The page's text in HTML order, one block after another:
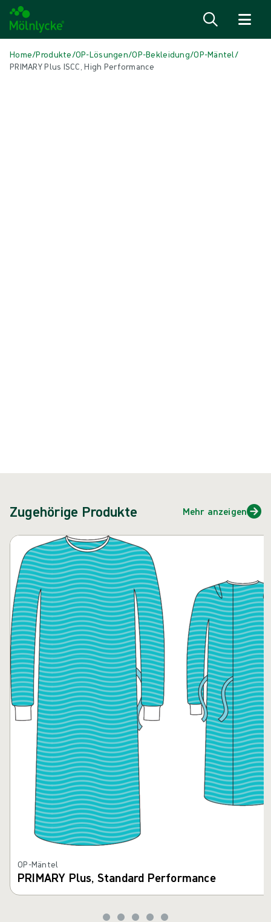
Home/Produkte/OP-Lösungen/OP-Bekleidung/OP-Mäntel/
PRIMARY Plus ISCC, High Performance
Zugehörige Produkte Mehr anzeigen
Karussell überspringen
OP-Mäntel
PRIMARY Plus, Standard Performance